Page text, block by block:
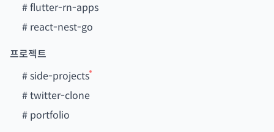
#flutter-rn-apps
# react-nest-go
프로젝트
#side-projects
#twitter-clone
# portfolio